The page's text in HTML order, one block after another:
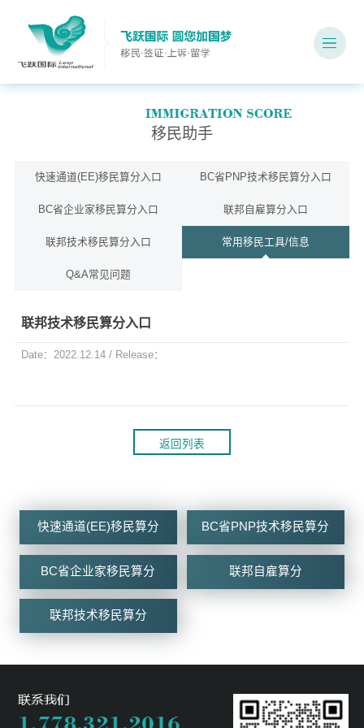
移民助手
快速通道(EE)移民算分入口 BC省PNP技术移民算分入口
BC省企业家移民算分入口 联邦自雇算分入口
联邦技术移民算分入口 常用移民工具/信息
Q&A常见问题
联邦技术移民算分入口
Date：2022.12.14 / Release：
返回列表
快速通道(EE)移民算分 BC省PNP技术移民算分
BC省企业家移民算分 联邦自雇算分
联邦技术移民算分